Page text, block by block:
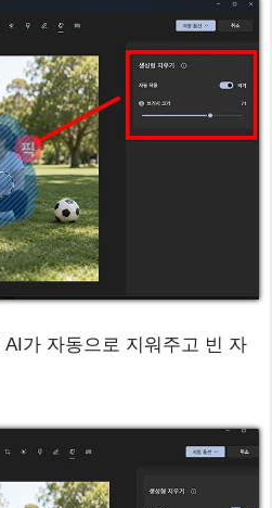
가 자동으로 지워주고 빈 자